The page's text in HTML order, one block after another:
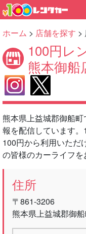
ホーム > 店舗を探す >
100円レ
熊本御船
熊本県上益城郡御船
報を配信しています
100円から利用いただ
の皆様のカーライフを
住所
〒861-3206
熊本県上益城郡御